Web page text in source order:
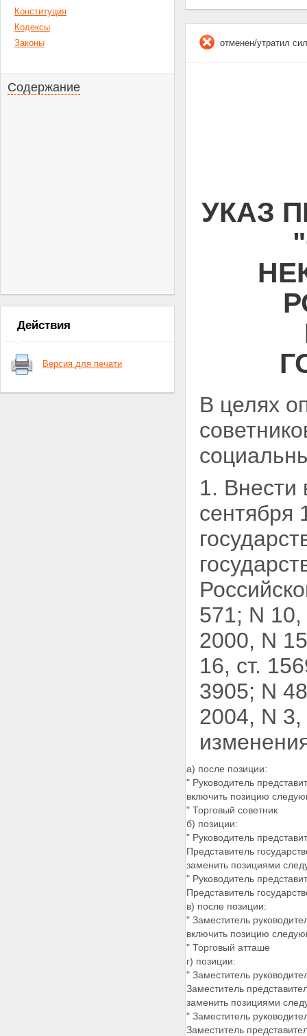
Конституция
Кодексы
Законы
Содержание
Действия
Версия для печати
отменен/утратил
УКАЗ
В целях
1. Внести
сентября
571; N 10,
2000, N
16, ст.
3905; N
2004, N 3,
а) после позиции:
" Руководитель
включить позицию
" Торговый советник
б) позиции:
" Руководитель
Представитель
заменить позициями
" Руководитель
Представитель
в) после позиции:
" Заместитель
включить позицию
" Торговый атташе
г) позиции:
" Заместитель
Заместитель
заменить позициями
" Заместитель
Заместитель